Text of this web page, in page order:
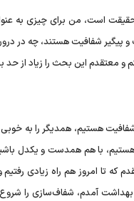
است، من برای چیزی به
شفافیت هستند، چه در
و معتقدم این بحث را زیاد از حد
هستیم، همدیگر را به
با هم همدست و یکدل
که تا امروز هم راه زیادی
آمدم، شفاف‌سازی را شروع